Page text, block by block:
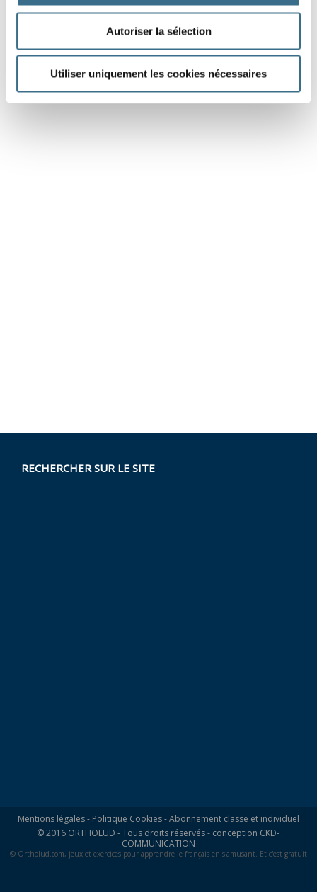
Autoriser la sélection
Utiliser uniquement les cookies nécessaires
RECHERCHER SUR LE SITE
Mentions légales- Politique Cookies-Abonnement classe et individuel
© 2016 ORTHOLUD - Tous droits réservés - conception CKD-
COMMUNICATION
© Ortholud.com, jeux et exercices pour apprendre le français en s'amusant. Et c'est gratuit
!